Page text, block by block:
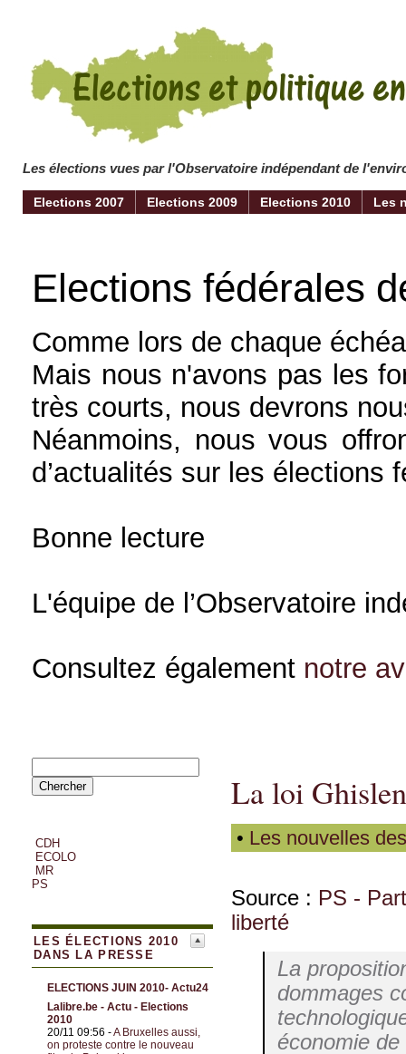
Les élections vues par l'Observatoire indépendant de
Elections 2007 Elections 2009 Elections 2010 Les
Elections fédérales
Comme lors de chaque
Mais nous n'avons pas les
très courts, nous devrons
Néanmoins, nous vous
d’actualités sur les élections
Bonne lecture
L'équipe de l’Observatoire
Consultez également notre
CDH
ECOLO
MR
PS
LES ÉLECTIONS 2010
DANS LA PRESSE
ELECTIONS JUIN 2010- Actu24
Lalibre.be - Actu - Elections
2010
20/11 09:56 -A Bruxelles aussi,
on proteste contre le nouveau
La loi
• Les nouvelles
Source : PS -
liberté
La
dommages
économie